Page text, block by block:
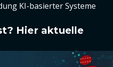
KI-basierter Systeme
Hier aktuelle